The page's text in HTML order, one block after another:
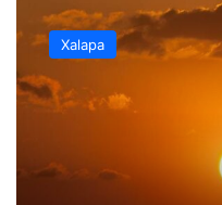
para
disfrutar
del
eclipse
Xalapa?
Xalapa